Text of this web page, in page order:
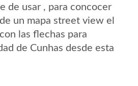
de usar , para concocer
un mapa street view el
las flechas para
de Cunhas desde esta